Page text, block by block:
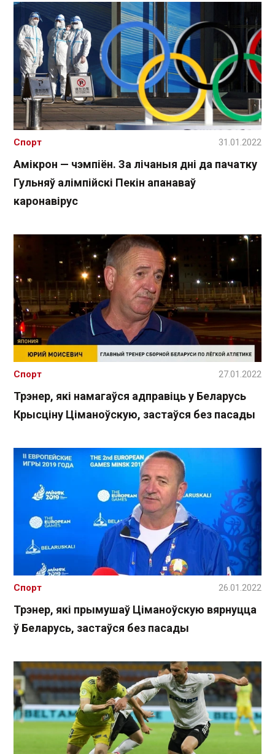
Амікрон — чэмпіён. За лічаныя дні да пачатку
Гульняў алімпійскі Пекін апанаваў
каронавірус
Спорт 31.01.2022
Трэнер, які намагаўся адправіць у Беларусь
Крысціну Ціманоўскую, застаўся без пасады
Спорт 27.01.2022
Трэнер, які прымушаў Ціманоўскую вярнуцца
ў Беларусь, застаўся без пасады
Спорт 26.01.2022